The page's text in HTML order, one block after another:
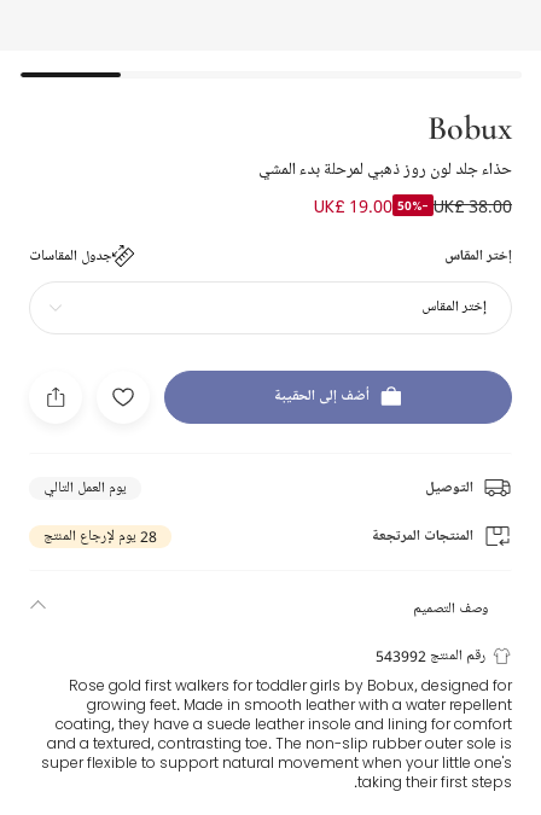
Bobux
حذاء جلد لون روز ذهبي لمرحلة بدء المشي
UK£ 38.00
-50%
UK£ 19.00
إختر المقاس جدول المقاسات
إختر المقاس
أضف إلى الحقيبة
التوصيل يوم العمل التالي
المنتجات المرتجعة 28 يوم لإرجاع المنتج
وصف التصميم
رقم المنتج 543992
Rose gold first walkers for toddler girls by Bobux, designed for
growing feet. Made in smooth leather with a water repellent
coating, they have a suede leather insole and lining for comfort
and a textured, contrasting toe. The non-slip rubber outer sole is
super flexible to support natural movement when your little one's
taking their first steps.